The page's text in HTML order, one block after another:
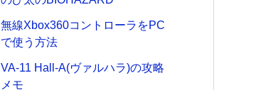
無線Xbox360コントローラをPC
で使う方法
VA-11 Hall-A(ヴァルハラ)の攻略
メモ